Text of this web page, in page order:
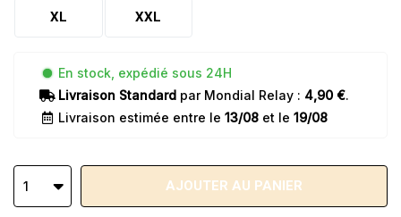
XL XXL
En stock, expédié sous 24H
Livraison Standard par Mondial Relay : 4,90 €.
Livraison estimée entre le 13/08 et le 19/08
1 AJOUTER AU PANIER